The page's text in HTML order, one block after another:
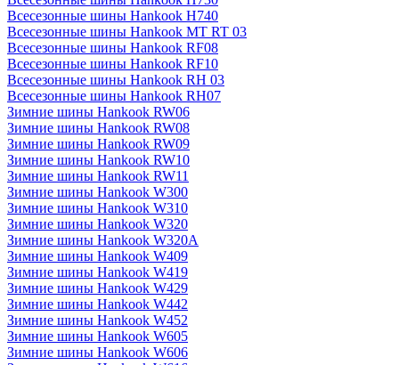
Всесезонные шины Hankook H740
Всесезонные шины Hankook MT RT 03
Всесезонные шины Hankook RF08
Всесезонные шины Hankook RF10
Всесезонные шины Hankook RH 03
Всесезонные шины Hankook RH07
Зимние шины Hankook RW06
Зимние шины Hankook RW08
Зимние шины Hankook RW09
Зимние шины Hankook RW10
Зимние шины Hankook RW11
Зимние шины Hankook W300
Зимние шины Hankook W310
Зимние шины Hankook W320
Зимние шины Hankook W320A
Зимние шины Hankook W409
Зимние шины Hankook W419
Зимние шины Hankook W429
Зимние шины Hankook W442
Зимние шины Hankook W452
Зимние шины Hankook W605
Зимние шины Hankook W606